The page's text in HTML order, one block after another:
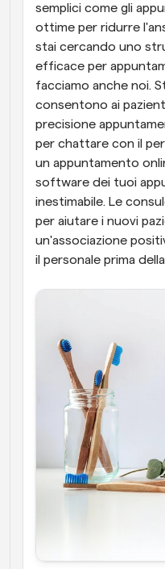
semplici come gli
ottime per ridurre
stai cercando uno
efficace per
facciamo anche noi.
consentono ai
precisione
per chattare con il
un appuntamento
software dei tuoi
inestimabile. Le
per aiutare i nuovi
un'associazione
il personale prima